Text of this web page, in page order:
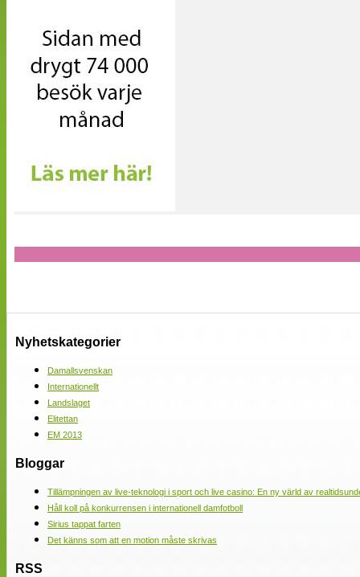
Nyhetskategorier
Damallsvenskan
Internationellt
Landslaget
Elitettan
EM 2013
Bloggar
Tillämpningen av live-teknologi i sport och live casino: En ny värld av
Håll koll på konkurrensen i internationell damfotboll
Sirius tappat farten
Det känns som att en motion måste skrivas
RSS